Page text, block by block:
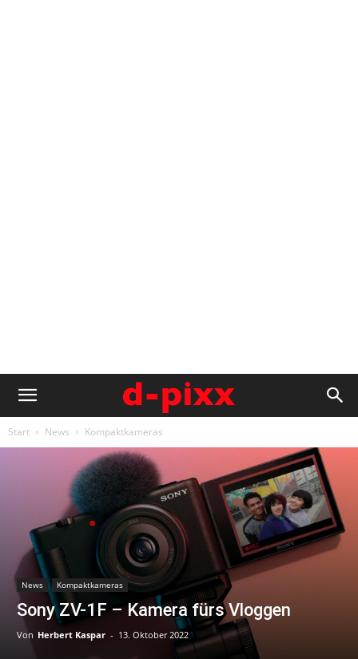
Start News Kompaktkameras
News Kompaktkameras
Sony ZV-1F – Kamera fürs Vloggen
Von Herbert Kaspar - 13. Oktober 2022